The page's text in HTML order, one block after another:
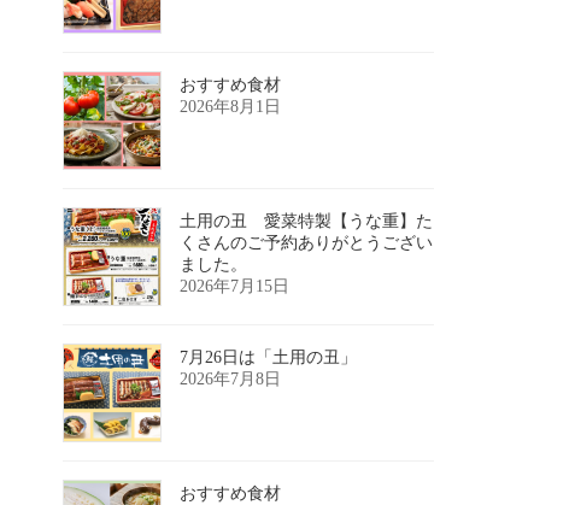
おすすめ食材
2026年8月1日
土用の丑 愛菜特製【うな重】た
くさんのご予約ありがとうござい
ました。
2026年7月15日
7月26日は「土用の丑」
2026年7月8日
おすすめ食材